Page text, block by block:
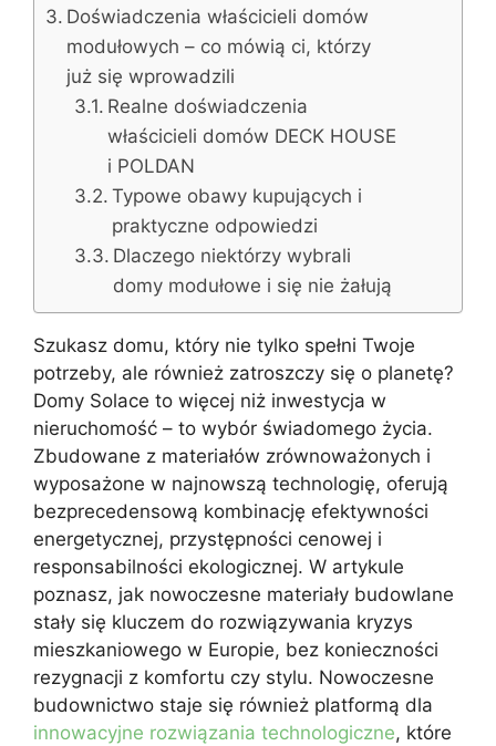
Doświadczenia właścicieli domów
modułowych – co mówią ci, którzy
już się wprowadzili
Realne doświadczenia
właścicieli domów DECK HOUSE
i POLDAN
Typowe obawy kupujących i
praktyczne odpowiedzi
Dlaczego niektórzy wybrali
domy modułowe i się nie żałują
Szukasz domu, który nie tylko spełni Twoje
potrzeby, ale również zatroszczy się o planetę?
Domy Solace to więcej niż inwestycja w
nieruchomość – to wybór świadomego życia.
Zbudowane z materiałów zrównoważonych i
wyposażone w najnowszą technologię, oferują
bezprecedensową kombinację efektywności
energetycznej, przystępności cenowej i
responsabilności ekologicznej. W artykule
poznasz, jak nowoczesne materiały budowlane
stały się kluczem do rozwiązywania kryzys
mieszkaniowego w Europie, bez konieczności
rezygnacji z komfortu czy stylu. Nowoczesne
budownictwo staje się również platformą dla
innowacyjne rozwiązania technologiczne, które